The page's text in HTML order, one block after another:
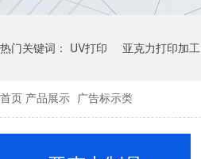
热门关键词： UV打印 亚克力打印加工
首页 产品展示 广告标示类